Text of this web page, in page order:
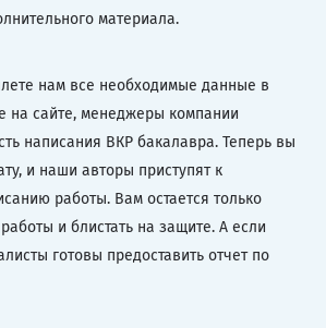
материала.
нам все необходимые данные в
на сайте, менеджеры компании
написания ВКР бакалавра. Теперь вы
и наши авторы приступят к
работы. Вам остается только
и блистать на защите. А если
готовы предоставить отчет по